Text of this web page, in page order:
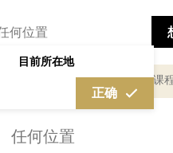
目前所在地
正确
私人咨询顾问服务 课